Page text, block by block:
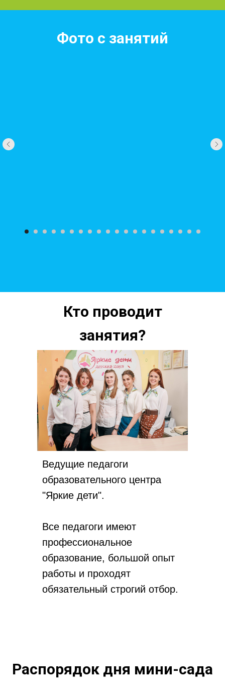
Фото с занятий
Кто проводит
занятия?
Ведущие педагоги
образовательного центра
"Яркие дети".
Все педагоги имеют
профессиональное
образование, большой опыт
работы и проходят
обязательный строгий отбор.
Распорядок дня мини-сада